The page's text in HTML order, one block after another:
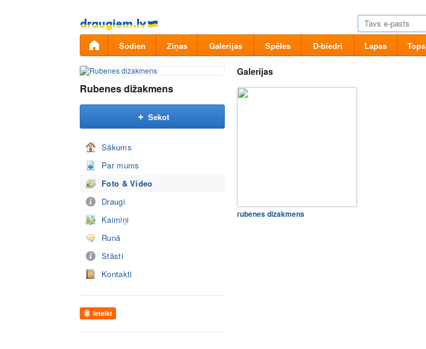
Pāriet
uz
saturu
Šodien Ziņas Galerijas Spēles D-biedri Lapas Tops
Rubenes dižakmens
Sekot
Sākums
Par mums
Foto & Video
Draugi
Kaimiņi
Runā
Stāsti
Kontakti
Ieteikt
Galerijas
rubenes dizakmens